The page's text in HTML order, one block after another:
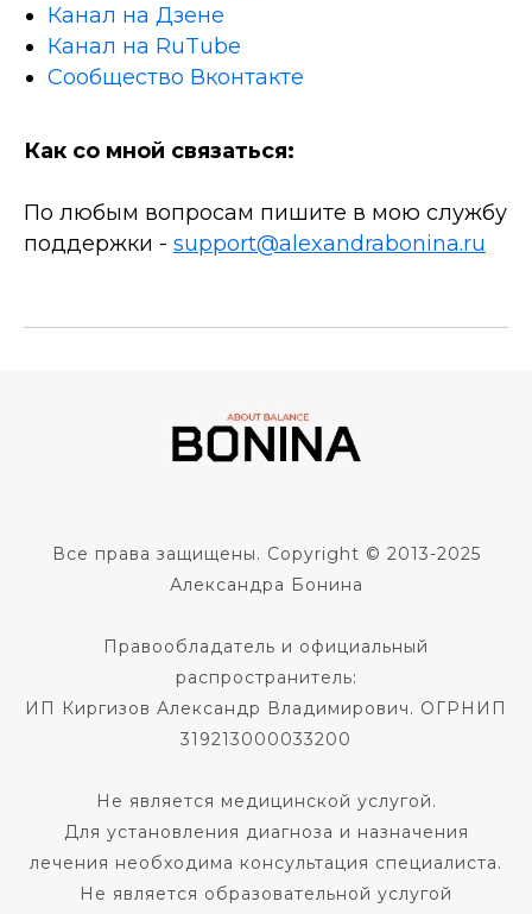
Канал на Дзене
Канал на RuTube
Сообщество Вконтакте
Как со мной связаться:
По любым вопросам пишите в мою службу
поддержки - support@alexandrabonina.ru
Все права защищены. Copyright © 2013-2025
Александра Бонина
Правообладатель и официальный
распространитель:
ИП Киргизов Александр Владимирович. ОГРНИП
319213000033200
Не является медицинской услугой.
Для установления диагноза и назначения
лечения необходима консультация специалиста.
Не является образовательной услугой